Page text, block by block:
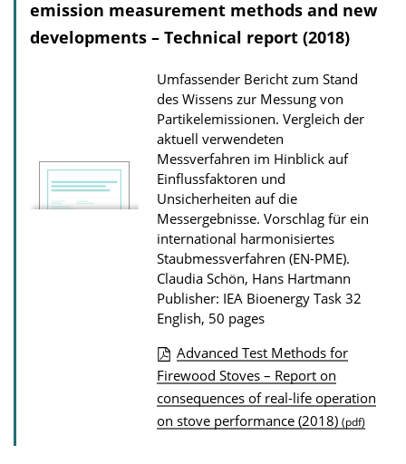
c
a
i
o
n
D
o
w
n
l
o
a
s
emission measurement methods and new
developments – Technical report (2018)
Umfassender Bericht zum Stand
des Wissens zur Messung von
Partikelemissionen. Vergleich der
aktuell verwendeten
Messverfahren im Hinblick auf
Einflussfaktoren und
Unsicherheiten auf die
Messergebnisse. Vorschlag für ein
international harmonisiertes
Staubmessverfahren (EN-PME).
Claudia Schön, Hans Hartmann
Publisher: IEA Bioenergy Task 32
English, 50 pages
P
u
b
Advanced Test Methods for
Firewood Stoves – Report on
consequences of real-life operation
on stove performance (2018) (pdf)